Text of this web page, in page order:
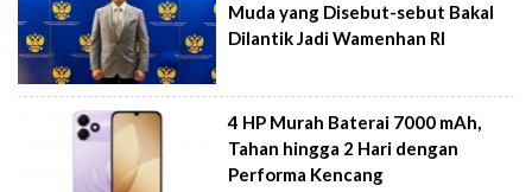
Muda yang Disebut-sebut Bakal
Dilantik Jadi Wamenhan RI
4 HP Murah Baterai 7000 mAh,
Tahan hingga 2 Hari dengan
Performa Kencang